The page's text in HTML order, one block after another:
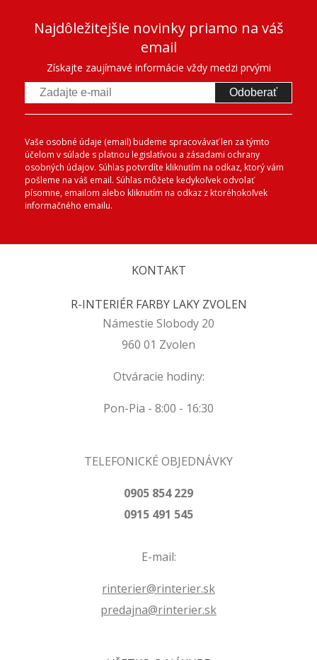
Najdôležitejšie novinky priamo na váš
email
Získajte zaujímavé informácie vždy medzi prvými
Odoberať
Vaše osobné údaje (email) budeme spracovávať len za týmto
účelom v súlade s platnou legislatívou a zásadami ochrany
osobných údajov. Súhlas potvrdíte kliknutím na odkaz, ktorý vám
pošleme na váš email. Súhlas môžete kedykoľvek odvolať
písomne, emailom alebo kliknutím na odkaz z ktoréhokoľvek
informačného emailu.
KONTAKT
R-INTERIÉR FARBY LAKY ZVOLEN
Námestie Slobody 20
960 01 Zvolen
Otváracie hodiny:
Pon-Pia - 8:00 - 16:30
TELEFONICKÉ OBJEDNÁVKY
0905 854 229
0915 491 545
E-mail:
rinterier@rinterier.sk
predajna@rinterier.sk